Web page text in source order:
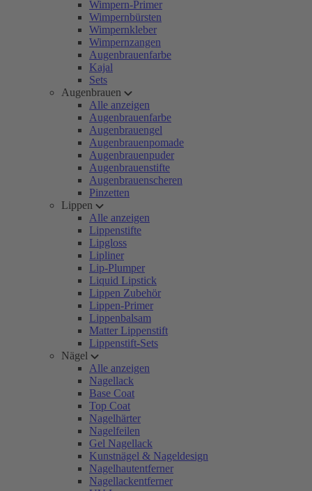
Wimpern-Primer
Wimpernbürsten
Wimpernkleber
Wimpernzangen
Augenbrauenfarbe
Kajal
Sets
Augenbrauen
Alle anzeigen
Augenbrauenfarbe
Augenbrauengel
Augenbrauenpomade
Augenbrauenpuder
Augenbrauenstifte
Augenbrauenscheren
Pinzetten
Lippen
Alle anzeigen
Lippenstifte
Lipgloss
Lipliner
Lip-Plumper
Liquid Lipstick
Lippen Zubehör
Lippen-Primer
Lippenbalsam
Matter Lippenstift
Lippenstift-Sets
Nägel
Alle anzeigen
Nagellack
Base Coat
Top Coat
Nagelhärter
Nagelfeilen
Gel Nagellack
Kunstnägel & Nageldesign
Nagelhautentferner
Nagellackentferner